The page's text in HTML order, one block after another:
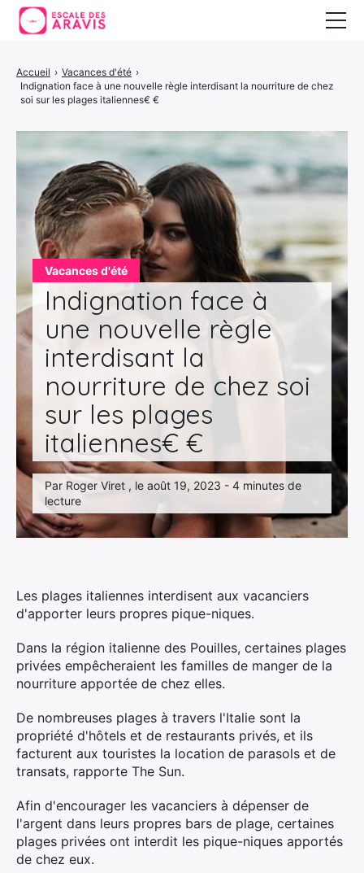
Vacances d'été
Indignation face à
une nouvelle règle
interdisant la
nourriture de chez soi
sur les plages
italiennes€ €
Par Roger Viret , le août 19, 2023 - 4 minutes de
lecture
Accueil › Vacances d'été ›
Indignation face à une nouvelle règle interdisant la nourriture de chez
soi sur les plages italiennes€ €
Les plages italiennes interdisent aux vacanciers
d'apporter leurs propres pique-niques.
Dans la région italienne des Pouilles, certaines plages
privées empêcheraient les familles de manger de la
nourriture apportée de chez elles.
De nombreuses plages à travers l'Italie sont la
propriété d'hôtels et de restaurants privés, et ils
facturent aux touristes la location de parasols et de
transats, rapporte The Sun.
Afin d'encourager les vacanciers à dépenser de
l'argent dans leurs propres bars de plage, certaines
plages privées ont interdit les pique-niques apportés
de chez eux.
Vacances d’été
Vacances en Espagne